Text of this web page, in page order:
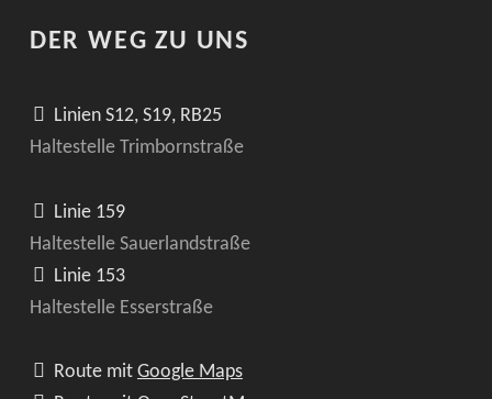
DER WEG ZU UNS
Linien S12, S19, RB25
Haltestelle Trimbornstraße
Linie 159
Haltestelle Sauerlandstraße
Linie 153
Haltestelle Esserstraße
Route mit Google Maps